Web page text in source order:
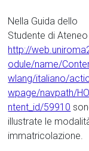
Nella Guida dello
Studente di Ateneo
http://
odule/name/
wlang/italiano/
wpage/navpath/
ntent_id/59910
illustrate le
immatricolazione.